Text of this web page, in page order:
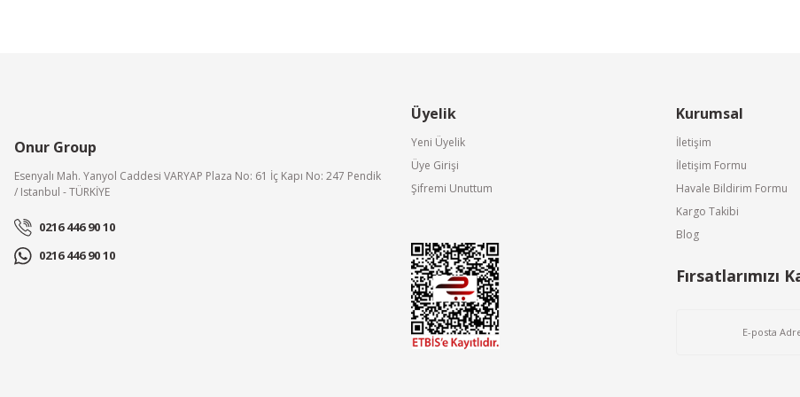
Onur Group
Esenyalı Mah. Yanyol Caddesi VARYAP Plaza No: 61 İç Kapı No: 247 Pendik
/ Istanbul - TÜRKİYE
0216 446 90 10
0216 446 90 10
Üyelik
Yeni Üyelik
Üye Girişi
Şifremi Unuttum
Kurumsal
İletişim
İletişim Formu
Havale Bildirim Formu
Kargo Takibi
Blog
Fırsatlarımızı